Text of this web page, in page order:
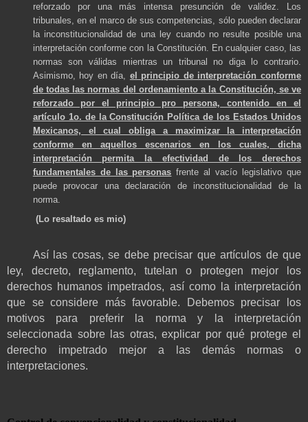
reforzado por una más intensa presunción de validez. Los
tribunales, en el marco de sus competencias, sólo pueden declarar
la inconstitucionalidad de una ley cuando no resulte posible una
interpretación conforme con la Constitución. En cualquier caso, las
normas son válidas mientras un tribunal no diga lo contrario.
Asimismo, hoy en día, el principio de interpretación conforme
de todas las normas del ordenamiento a la Constitución, se ve
reforzado por el principio pro persona, contenido en el
artículo 1o. de la Constitución Política de los Estados Unidos
Mexicanos, el cual obliga a maximizar la interpretación
conforme en aquellos escenarios en los cuales, dicha
interpretación permita la efectividad de los derechos
fundamentales de las personas frente al vacío legislativo que
puede provocar una declaración de inconstitucionalidad de la
norma.
(Lo resaltado es mio)
Así las cosas, se debe precisar que artículos de que
ley, decreto, reglamento, tutelan o protegen mejor los
derechos humanos impetrados, así como la interpretación
que se considere más favorable.
Debemos precisar los
motivos para preferir la norma y la interpretación
seleccionada sobre las otras, explicar por qué protege el
derecho impetrado mejor a las demás normas o
interpretaciones.